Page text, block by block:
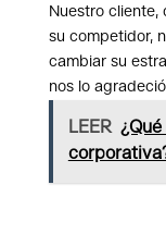
Nuestro cliente,
su competidor,
cambiar su
nos lo
LEER